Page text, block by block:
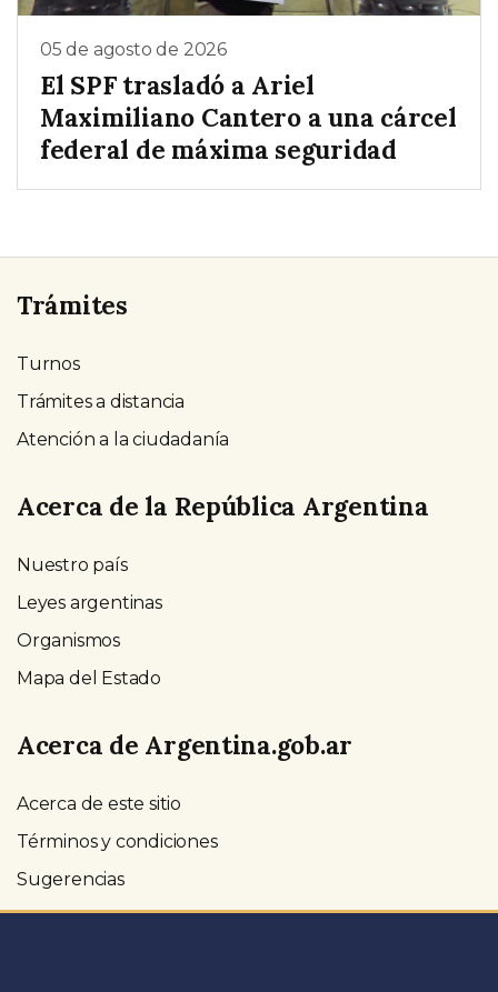
05 de agosto de 2026
El SPF trasladó a Ariel
Maximiliano Cantero a una cárcel
federal de máxima seguridad
Trámites
Turnos
Trámites a distancia
Atención a la ciudadanía
Acerca de la República Argentina
Nuestro país
Leyes argentinas
Organismos
Mapa del Estado
Acerca de Argentina.gob.ar
Acerca de este sitio
Términos y condiciones
Sugerencias